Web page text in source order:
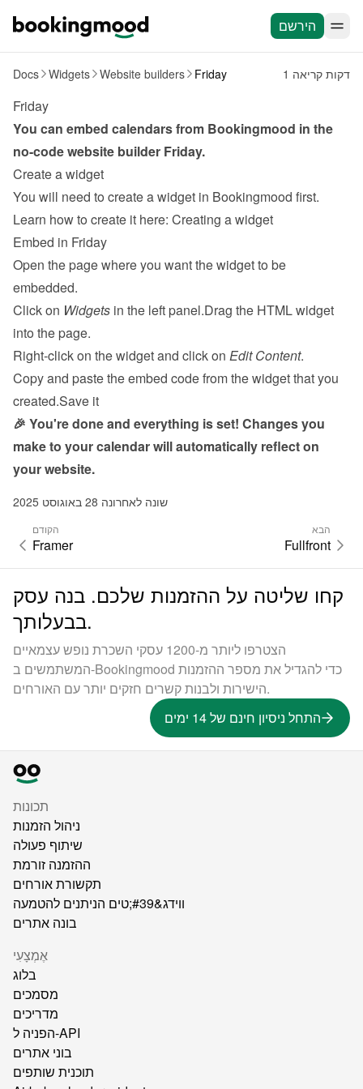
הירשם
Docs Widgets Website builders Friday 1 דקות קריאה
Friday
You can embed calendars from Bookingmood in the
no-code website builder Friday.
Create a widget
You will need to create a widget in Bookingmood first.
Learn how to create it here: Creating a widget
Embed in Friday
Open the page where you want the widget to be
embedded.
Click on Widgets in the left panel.Drag the HTML widget
into the page.
Right-click on the widget and click on Edit Content.
Copy and paste the embed code from the widget that you
created.Save it
🎉 You're done and everything is set! Changes you
make to your calendar will automatically reflect on
your website.
שונה לאחרונה 28 באוגוסט 2025
הקודם
Framer
הבא
Fullfront
קחו שליטה על ההזמנות שלכם. בנה עסק
בבעלותך.
הצטרפו ליותר מ-1200 עסקי השכרת נופש עצמאיים
המשתמשים ב-Bookingmood כדי להגדיל את מספר ההזמנות
הישירות ולבנות קשרים חזקים יותר עם האורחים.
התחל ניסיון חינם של 14 ימים
תכונות
ניהול הזמנות
שיתוף פעולה
ההזמנה זורמת
תקשורת אורחים
ווידג&#39;טים הניתנים להטמעה
בונה אתרים
אֶמְצָעִי
בלוג
מסמכים
מדריכים
הפניה ל-API
בוני אתרים
תוכנית שותפים